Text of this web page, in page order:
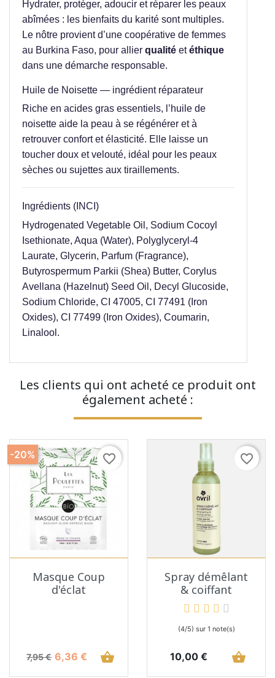
Hydrater, protéger, adoucir et réparer les peaux
abîmées : les bienfaits du karité sont multiples.
Le nôtre provient d’une coopérative de femmes
au Burkina Faso, pour allier qualité etéthique
dans une démarche responsable.
Huile de Noisette — ingrédient réparateur
Riche en acides gras essentiels, l’huile de
noisette aide la peau à se régénérer et à
retrouver confort et élasticité. Elle laisse un
toucher doux et velouté, idéal pour les peaux
sèches ou sujettes aux tiraillements.
Ingrédients (INCI)
Hydrogenated Vegetable Oil, Sodium Cocoyl
Isethionate, Aqua (Water), Polyglyceryl-4
Laurate, Glycerin, Parfum (Fragrance),
Butyrospermum Parkii (Shea) Butter, Corylus
Avellana (Hazelnut) Seed Oil, Decyl Glucoside,
Sodium Chloride, CI 47005, CI 77491 (Iron
Oxides), CI 77499 (Iron Oxides), Coumarin,
Linalool.
Les clients qui ont acheté ce produit ont
également acheté :
favorite_border
Masque Coup
d'éclat
Prix de base
7,95 € Prix
6,36 € shopping_basket
-20% favorite_border
Spray démêlant
& coiffant
(4/5) sur 1 note(s)
Prix
10,00 € shopping_basket